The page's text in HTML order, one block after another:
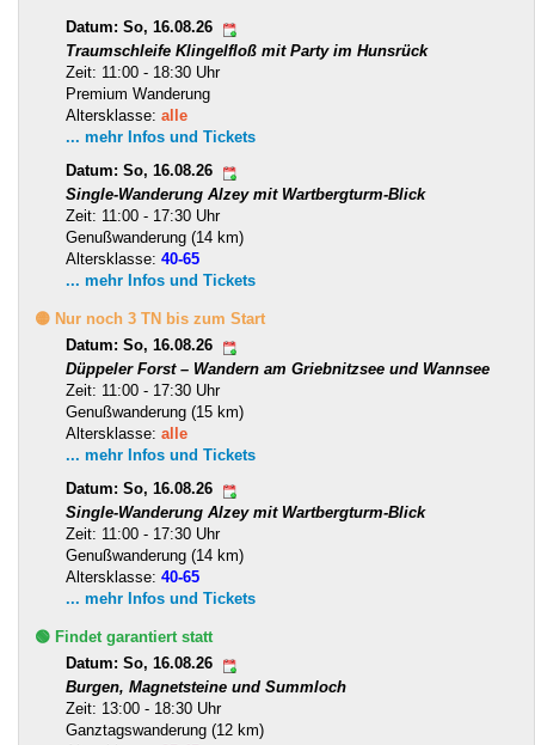
Datum: So, 16.08.26
Traumschleife Klingelfloß mit Party im Hunsrück
Zeit: 11:00 - 18:30 Uhr
Premium Wanderung
Altersklasse: alle
... mehr Infos und Tickets
Datum: So, 16.08.26
Single-Wanderung Alzey mit Wartbergturm-Blick
Zeit: 11:00 - 17:30 Uhr
Genußwanderung (14 km)
Altersklasse: 40-65
... mehr Infos und Tickets
🟡 Nur noch 3 TN bis zum Start
Datum: So, 16.08.26
Düppeler Forst – Wandern am Griebnitzsee und Wannsee
Zeit: 11:00 - 17:30 Uhr
Genußwanderung (15 km)
Altersklasse: alle
... mehr Infos und Tickets
Datum: So, 16.08.26
Single-Wanderung Alzey mit Wartbergturm-Blick
Zeit: 11:00 - 17:30 Uhr
Genußwanderung (14 km)
Altersklasse: 40-65
... mehr Infos und Tickets
🟢 Findet garantiert statt
Datum: So, 16.08.26
Burgen, Magnetsteine und Summloch
Zeit: 13:00 - 18:30 Uhr
Ganztagswanderung (12 km)